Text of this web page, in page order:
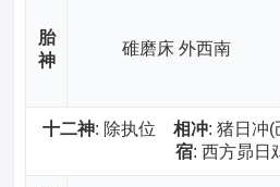
胎
神
碓磨床 外西南
十二神: 除执位 相冲: 猪日冲
宿: 西方昴日